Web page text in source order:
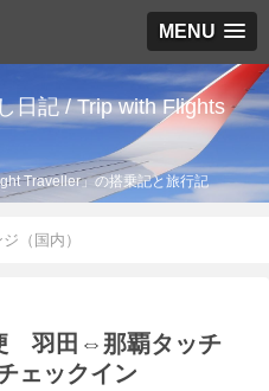
MENU
日記 / Trip with Flights
Traveller」の搭乗記と旅行記
（国内）
羽田⇔那覇タッチ
ェックイン